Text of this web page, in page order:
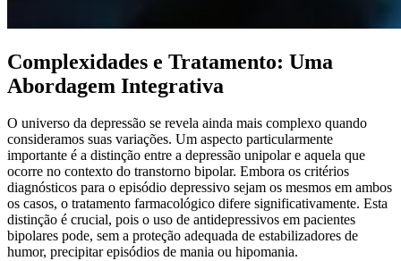
Complexidades e Tratamento: Uma
Abordagem Integrativa
O universo da depressão se revela ainda mais complexo quando
consideramos suas variações. Um aspecto particularmente
importante é a distinção entre a depressão unipolar e aquela que
ocorre no contexto do transtorno bipolar. Embora os critérios
diagnósticos para o episódio depressivo sejam os mesmos em ambos
os casos, o tratamento farmacológico difere significativamente. Esta
distinção é crucial, pois o uso de antidepressivos em pacientes
bipolares pode, sem a proteção adequada de estabilizadores de
humor, precipitar episódios de mania ou hipomania.